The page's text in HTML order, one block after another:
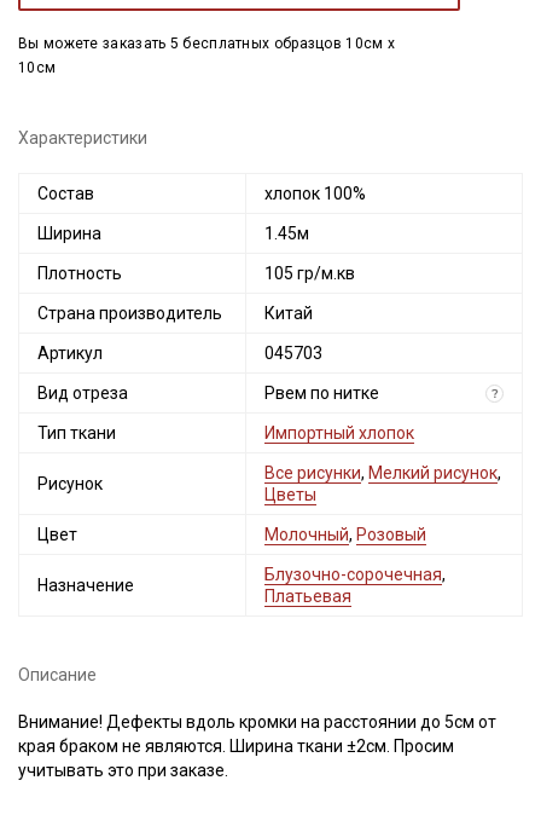
Вы можете заказать 5 бесплатных образцов 10см x
10см
Характеристики
Состав хлопок 100%
Ширина 1.45м
Плотность 105 гр/м.кв
Страна производитель Китай
Артикул 045703
Вид отреза Рвем по нитке ?
Тип ткани Импортный хлопок
Рисунок
Все рисунки, Мелкий рисунок,
Цветы
Цвет Молочный, Розовый
Назначение
Блузочно-сорочечная,
Платьевая
Описание
Внимание! Дефекты вдоль кромки на расстоянии до 5см от
края браком не являются. Ширина ткани ±2см. Просим
учитывать это при заказе.